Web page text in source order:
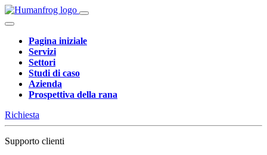
Pagina iniziale
Servizi
Settori
Studi di caso
Azienda
Prospettiva della rana
Richiesta
Supporto clienti